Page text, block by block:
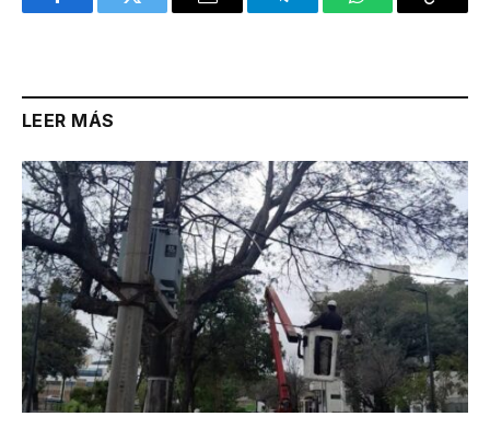
FacebookTwitter Email TelegramWhatsAppCopy
LEER MÁS